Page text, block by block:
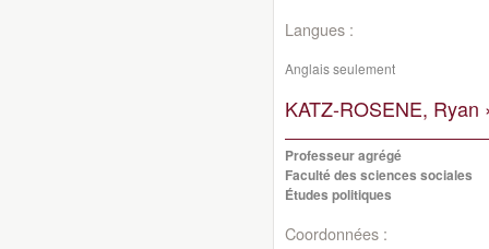
Langues :
Anglais seulement
KATZ-ROSENE, Ryan
Professeur agrégé
Faculté des sciences sociales
Études politiques
Coordonnées :